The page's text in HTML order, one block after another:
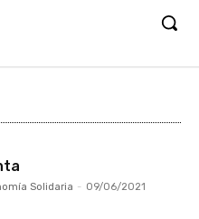
Solidaria - 09/06/2021